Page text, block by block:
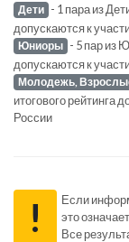
Дети - 1 пара из
допускаются к
Юниоры - 5 пар из
допускаются к
Молодежь,
итогового рейтинга
России
!
Если
это
Все